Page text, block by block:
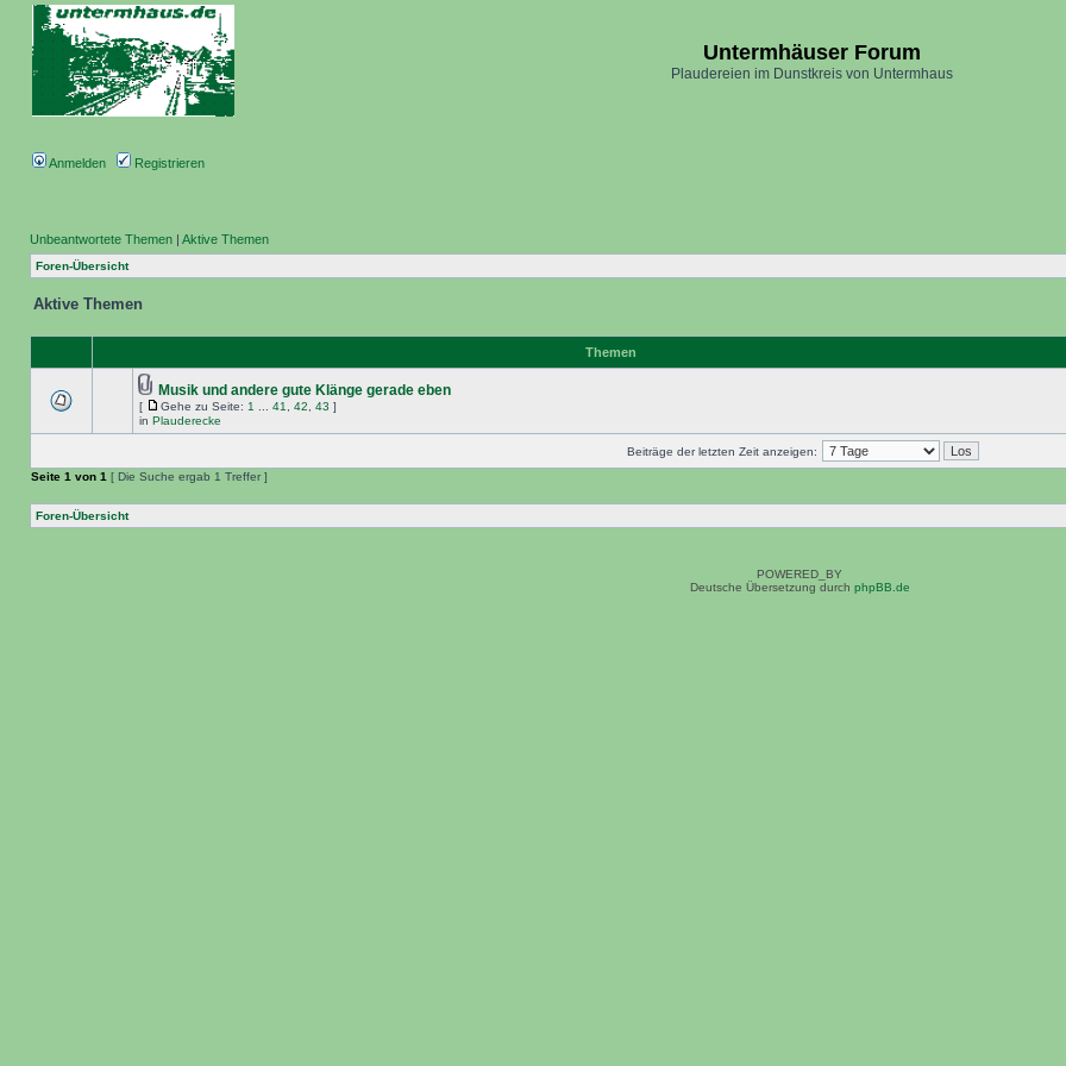
Untermhäuser Forum
Plaudereien im Dunstkreis von Untermhaus
Anmelden Registrieren
Unbeantwortete Themen | Aktive Themen
Foren-Übersicht
Aktive Themen
Themen
Musik und andere gute Klänge gerade eben
[ Gehe zu Seite: 1 41 42 43 ]
in Plauderecke
Beiträge der letzten Zeit anzeigen:
Seite 1 von 1 [ Die Suche ergab 1 Treffer ]
Foren-Übersicht
POWERED_BY
Deutsche Übersetzung durch phpBB.de